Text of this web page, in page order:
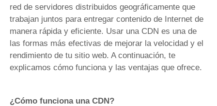
red de servidores distribuidos geográficamente que
trabajan juntos para entregar contenido de Internet de
manera rápida y eficiente. Usar una CDN es una de
las formas más efectivas de mejorar la velocidad y el
rendimiento de tu sitio web. A continuación, te
explicamos cómo funciona y las ventajas que ofrece.
¿Cómo funciona una CDN?